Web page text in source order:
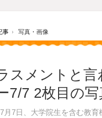
事 › 写真・画像
スメントと
7/7 2枚目の写
7日、大学院生を含む教